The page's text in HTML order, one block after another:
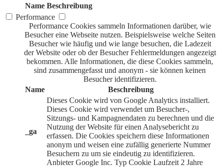
Name Beschreibung
Performance
Performance Cookies sammeln Informationen darüber, wie
Besucher eine Webseite nutzen. Beispielsweise welche Seiten
Besucher wie häufig und wie lange besuchen, die Ladezeit
der Website oder ob der Besucher Fehlermeldungen angezeigt
bekommen. Alle Informationen, die diese Cookies sammeln,
sind zusammengefasst und anonym - sie können keinen
Besucher identifizieren.
Name
Beschreibung
_ga
Dieses Cookie wird von Google Analytics installiert.
Dieses Cookie wird verwendet um Besucher-,
Sitzungs- und Kampagnendaten zu berechnen und die
Nutzung der Website für einen Analysebericht zu
erfassen. Die Cookies speichern diese Informationen
anonym und weisen eine zufällig generierte Nummer
Besuchern zu um sie eindeutig zu identifizieren.
Anbieter Google Inc. Typ Cookie Laufzeit 2 Jahre